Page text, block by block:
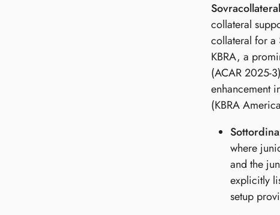
collateral
collateral for a
KBRA, a
(ACAR 2025-
enhancement
(KBRA
where
and the
explicitly
setup